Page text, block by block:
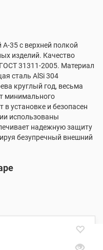
35 с верхней полкой
изделий. Качество
31311-2005. Материал
сталь AlSi 304
круглый год, весьма
минимального
в установке и безопасен
использованы
надежную защиту
безупречный внешний